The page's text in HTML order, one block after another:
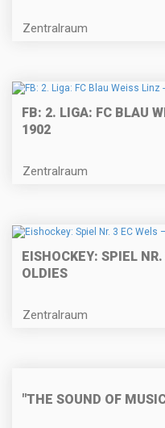
Zentralraum
FB: 2. LIGA: FC BLAU
1902
Zentralraum
EISHOCKEY: SPIEL
OLDIES
Zentralraum
"THE SOUND OF